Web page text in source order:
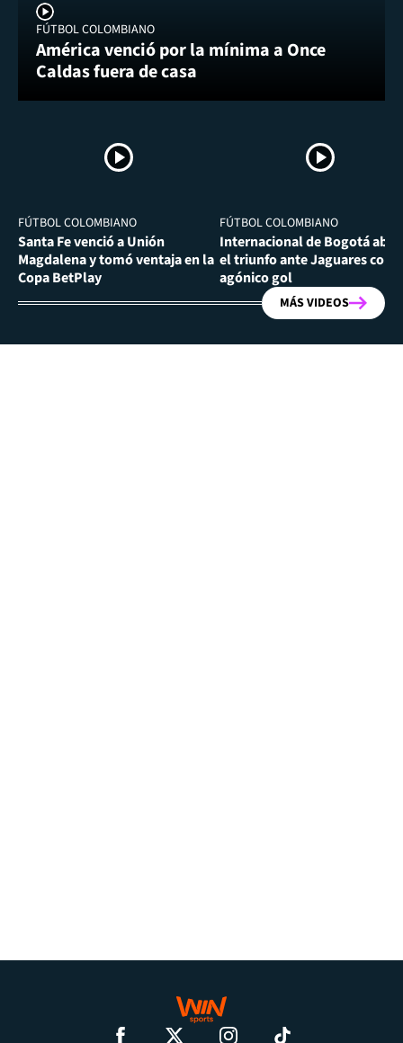
FÚTBOL COLOMBIANO
América venció por la mínima a Once
Caldas fuera de casa
FÚTBOL COLOMBIANO
Santa Fe venció a Unión
Magdalena y tomó ventaja en la
Copa BetPlay
FÚTBOL COLOMBIANO
Internacional de Bogotá
el triunfo ante Jaguares con
agónico gol
MÁS VIDEOS